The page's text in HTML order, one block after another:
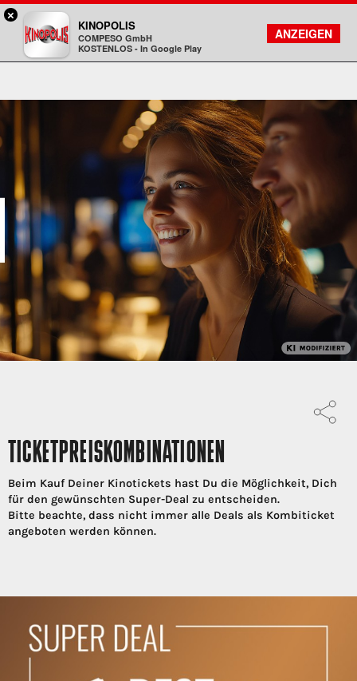
Kinopolis
FILMSUCHE
KONTO
TICKETPREISKOMBINATIONEN
Beim Kauf Deiner Kinotickets hast Du die Möglichkeit, Dich
für den gewünschten Super-Deal zu entscheiden.
Bitte beachte, dass nicht immer alle Deals als Kombiticket
angeboten werden können.
×
KINOPOLIS
COMPESO GmbH
KOSTENLOS - In Google Play
ANZEIGEN